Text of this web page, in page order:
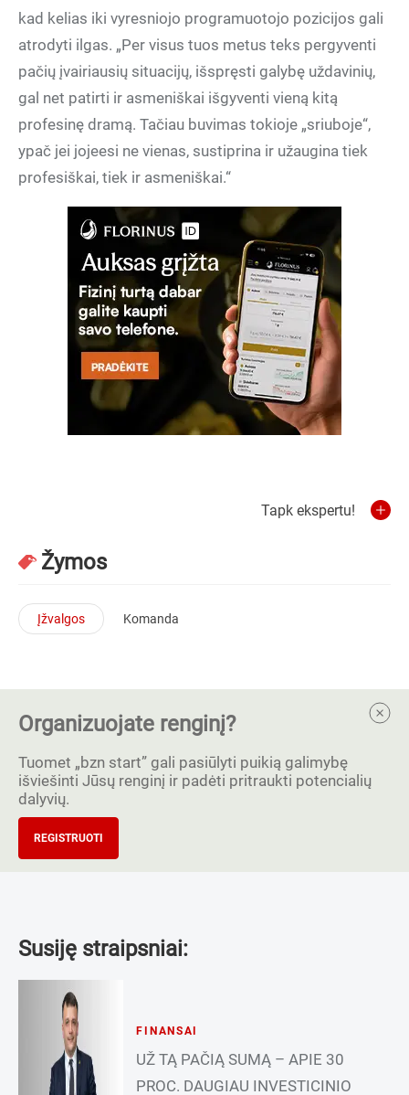
kad kelias iki vyresniojo programuotojo pozicijos gali
atrodyti ilgas. „Per visus tuos metus teks pergyventi
pačių įvairiausių situacijų, išspręsti galybę uždavinių,
gal net patirti ir asmeniškai išgyventi vieną kitą
profesinę dramą. Tačiau buvimas tokioje „sriuboje“,
ypač jei jojeesi ne vienas, sustiprina ir užaugina tiek
profesiškai, tiek ir asmeniškai.“
Tapk ekspertu!
Žymos
Įžvalgos Komanda
Organizuojate renginį?
Tuomet „bzn start” gali pasiūlyti puikią galimybę
išviešinti Jūsų renginį ir padėti pritraukti potencialių
dalyvių.
REGISTRUOTI
Susiję straipsniai:
FINANSAI
UŽ TĄ PAČIĄ SUMĄ – APIE 30
PROC. DAUGIAU INVESTICINIO